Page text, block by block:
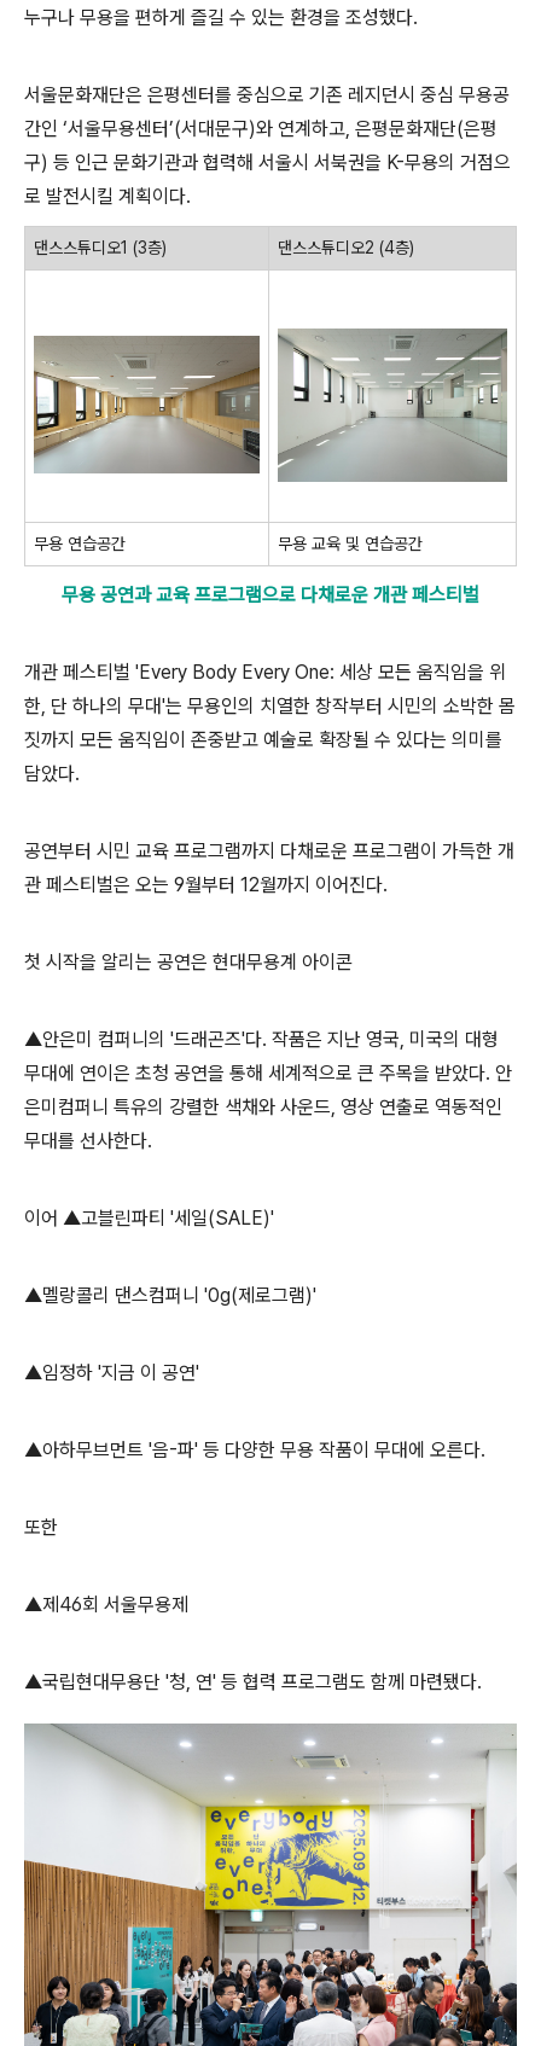
누구나 무용을 편하게 즐길 수 있는 환경을 조성했다.
서울문화재단은 은평센터를 중심으로 기존 레지던시 중심 무용공
간인 ‘서울무용센터’(서대문구)와 연계하고, 은평문화재단(은평
구) 등 인근 문화기관과 협력해 서울시 서북권을 K-무용의 거점으
로 발전시킬 계획이다.
댄스스튜디오1 (3층) 댄스스튜디오2 (4층)
무용 연습공간 무용 교육 및 연습공간
무용 공연과 교육 프로그램으로 다채로운 개관 페스티벌
개관 페스티벌 'Every Body Every One: 세상 모든 움직임을 위
한, 단 하나의 무대'는 무용인의 치열한 창작부터 시민의 소박한 몸
짓까지 모든 움직임이 존중받고 예술로 확장될 수 있다는 의미를
담았다.
공연부터 시민 교육 프로그램까지 다채로운 프로그램이 가득한 개
관 페스티벌은 오는 9월부터 12월까지 이어진다.
첫 시작을 알리는 공연은 현대무용계 아이콘
▲안은미 컴퍼니의 '드래곤즈'다. 작품은 지난 영국, 미국의 대형
무대에 연이은 초청 공연을 통해 세계적으로 큰 주목을 받았다. 안
은미컴퍼니 특유의 강렬한 색채와 사운드, 영상 연출로 역동적인
무대를 선사한다.
이어 ▲고블린파티 '세일(SALE)'
▲멜랑콜리 댄스컴퍼니 '0g(제로그램)'
▲임정하 '지금 이 공연'
▲아하무브먼트 '음-파' 등 다양한 무용 작품이 무대에 오른다.
또한
▲제 46회 서울무용제
▲국립현대무용단 '청, 연' 등 협력 프로그램도 함께 마련됐다.